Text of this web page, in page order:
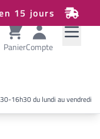
15 jours
PanierCompte
16h30 du lundi au vendredi